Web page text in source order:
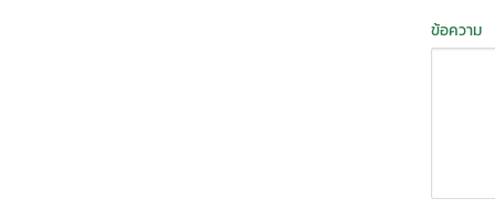
ข้อความ